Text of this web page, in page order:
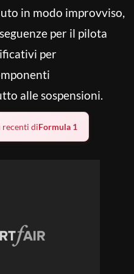
in modo improvviso,
per il pilota
per
alle sospensioni.
recenti diFormula 1